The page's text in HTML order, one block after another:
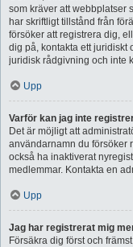
som kräver att webbplatser
har skriftligt tillstånd från
försöker att registrera dig,
dig på, kontakta ett juridiskt
juridisk rådgivning och inte
Upp
Varför kan jag inte
Det är möjligt att
användarnamn du försöker
också ha inaktiverat
medlemmar. Kontakta en
Upp
Jag har registrerat mig
Försäkra dig först och